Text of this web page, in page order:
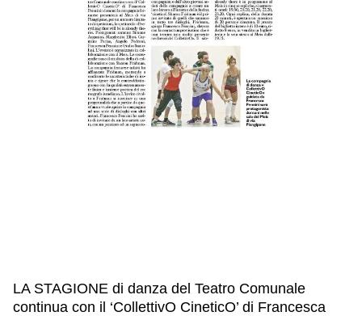
IL NOSTRO STAFF
EDUCAZIONE
GIOVANI, ADULTI
CULTURA EBRAICA
CAPIRE L’EBRAISMO
CALENDARIO & FESTIVITÀ
OGGETTI & SIMBOLI
LA STAGIONE di danza del Teatro Comunale
continua con il ‘CollettivO CineticO’ di Francesca